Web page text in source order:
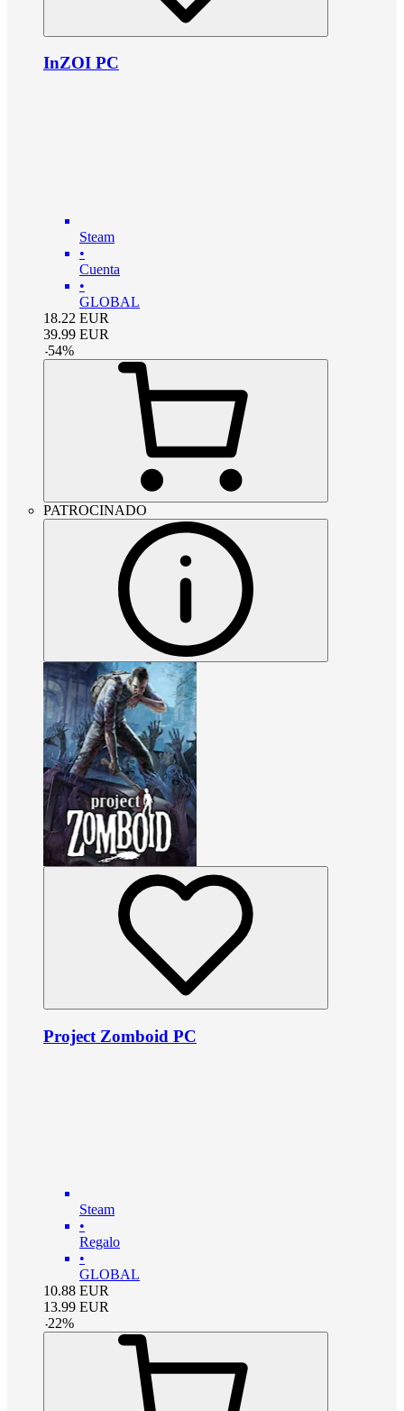
InZOI PC
Steam
•
Cuenta
•
GLOBAL
18.22 EUR
39.99 EUR
-54%
PATROCINADO
Project Zomboid PC
Steam
•
Regalo
•
GLOBAL
10.88 EUR
13.99 EUR
-22%